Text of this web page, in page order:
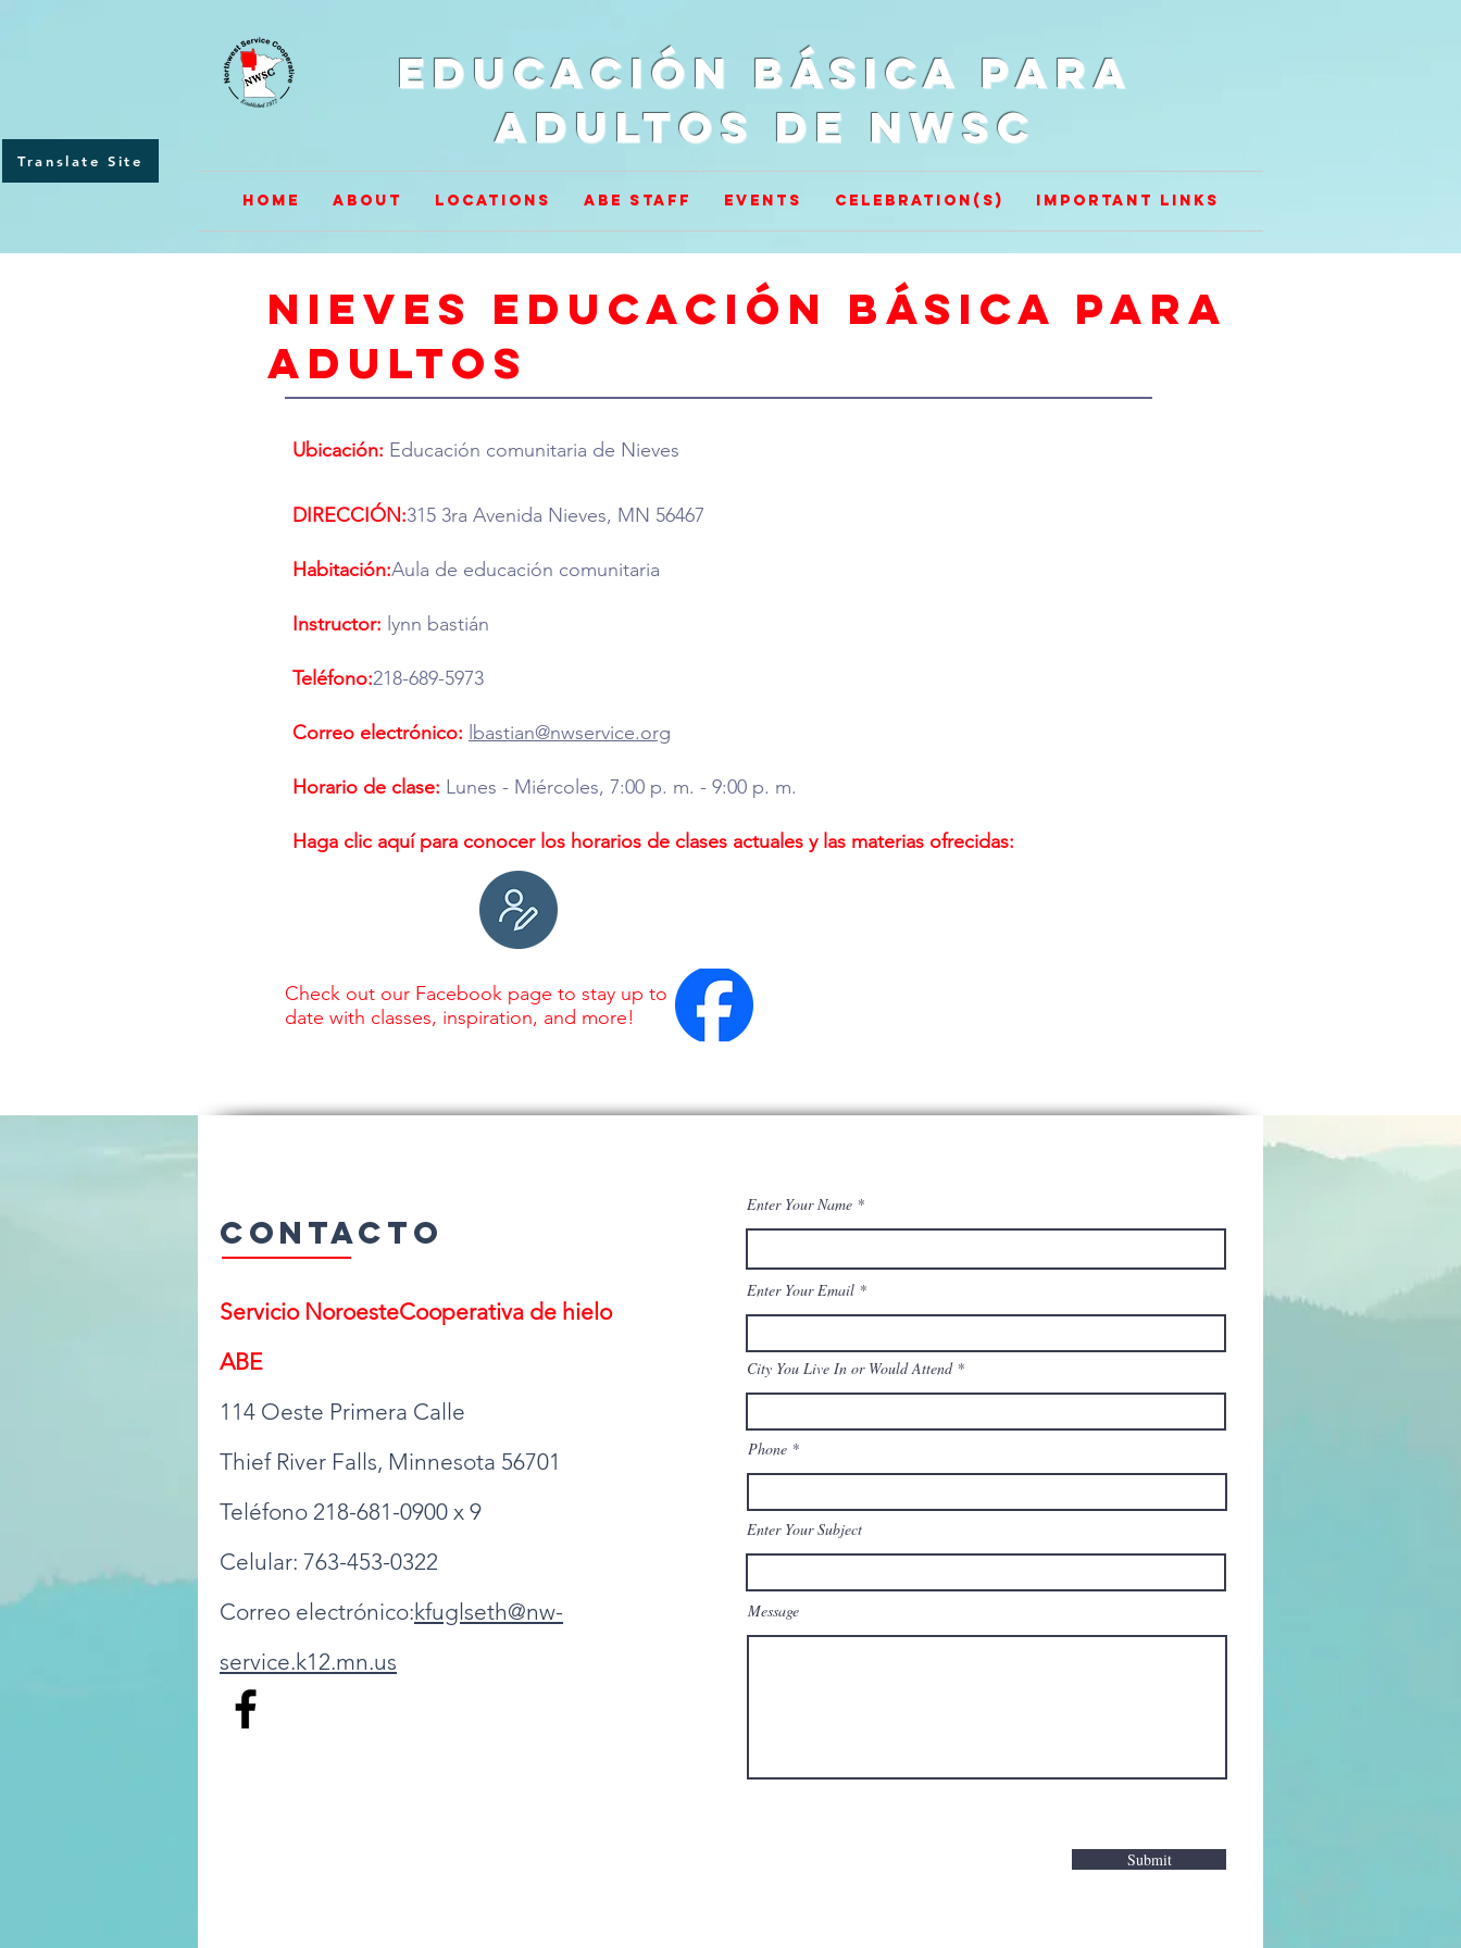
Translate Site
Educación básica para
adultos de NWSC
Home About Locations ABE Staff Events Celebration(s) Important Links
Nieves educación básica para
adultos
Ubicación: Educación comunitaria de Nieves
DIRECCIÓN:315 3ra Avenida Nieves, MN 56467
Habitación:Aula de educación comunitaria
Instructor: lynn bastián
Teléfono:218-689-5973
Correo electrónico: lbastian@nwservice.org
Horario de clase: Lunes - Miércoles, 7:00 p. m. - 9:00 p. m.
Haga clic aquí para conocer los horarios de clases actuales y las materias ofrecidas:
Check out our Facebook page to stay up to
date with classes, inspiration, and more!
Contacto
Servicio NoroesteCooperativa de hielo
ABE
114 Oeste Primera Calle
Thief River Falls, Minnesota 56701
Teléfono 218-681-0900 x 9
Celular: 763-453-0322
Correo electrónico:kfuglseth@nw-
service.k12.mn.us
Enter Your Name
Enter Your Email
City You Live In or Would Attend
Phone
Enter Your Subject
Message
Submit